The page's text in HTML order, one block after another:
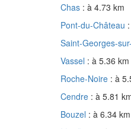
Chas : à 4.73 km
Pont-du-Château
Saint-Georges-
Vassel : à 5.36 km
Roche-Noire : à
Cendre : à 5.81
Bouzel : à 6.34 km